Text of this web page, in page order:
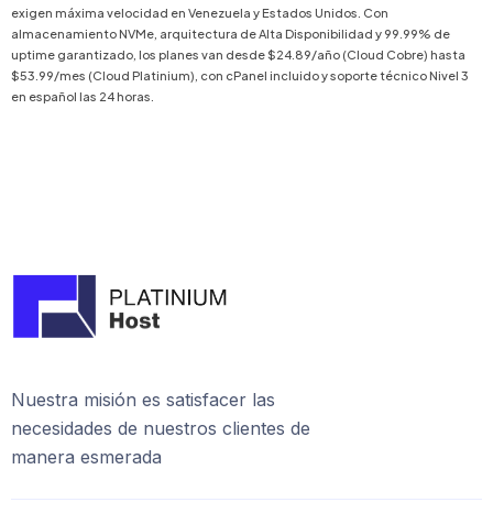
exigen máxima velocidad en Venezuela y Estados Unidos. Con
almacenamiento NVMe, arquitectura de Alta Disponibilidad y 99.99% de
uptime garantizado, los planes van desde $24.89/año (Cloud Cobre) hasta
$53.99/mes (Cloud Platinium), con cPanel incluido y soporte técnico Nivel 3
en español las 24 horas.
Nuestra misión es satisfacer las
necesidades de nuestros clientes de
manera esmerada